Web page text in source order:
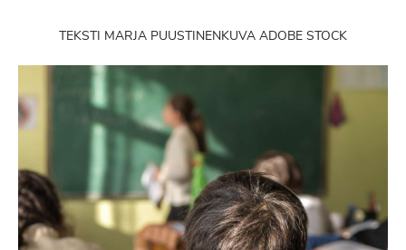
TEKSTI MARJA PUUSTINENKUVA ADOBE STOCK